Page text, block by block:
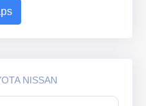
NISSAN